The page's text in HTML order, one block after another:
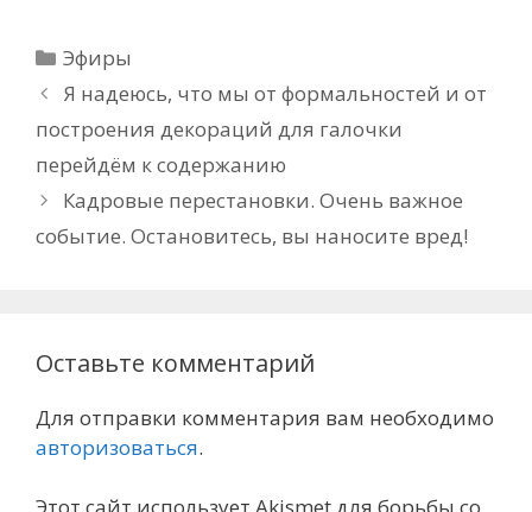
Рубрики
Эфиры
Я надеюсь, что мы от формальностей и от
построения декораций для галочки
перейдём к содержанию
Кадровые перестановки. Очень важное
событие. Остановитесь, вы наносите вред!
Оставьте комментарий
Для отправки комментария вам необходимо
авторизоваться.